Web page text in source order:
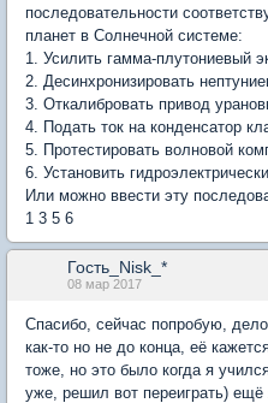
последовательности
планет в Солнечной системе:
1. Усилить гамма-плутониевый
2. Десинхронизировать
3. Откалибровать привод
4. Подать ток на конденсатор
5. Протестировать волновой
6. Установить
Или можно ввести эту
1 3 5 6
Гость_Nisk_*
08 мар 2017
Спасибо, сейчас попробую,
как-то но не до конца, её
тоже, но это было когда я
уже, решил вот переиграть) ещё